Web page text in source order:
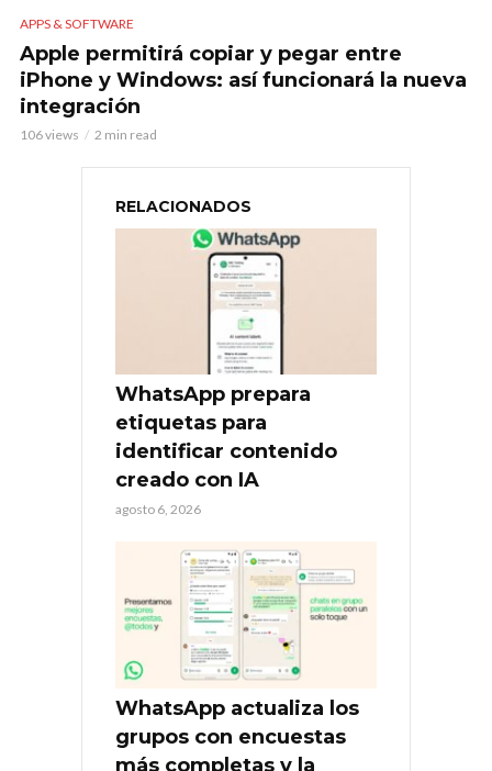
APPS & SOFTWARE
Apple permitirá copiar y pegar entre
iPhone y Windows: así funcionará la nueva
integración
106 views 2 min read
RELACIONADOS
WhatsApp prepara
etiquetas para
identificar contenido
creado con IA
agosto 6, 2026
WhatsApp actualiza los
grupos con encuestas
más completas y la